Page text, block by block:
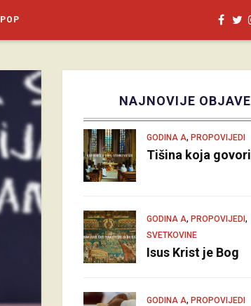
IPOP
NAJNOVIJE OBJAVE
GODINA A, PROPOVIJEDI
Tišina koja govori
GODINA A, PROPOVIJEDI ,
SVETKOVINE
Isus Krist je Bog
GODINA A, PROPOVIJEDI